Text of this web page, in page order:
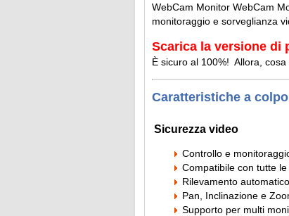
WebCam Monitor WebCam
monitoraggio e sorveglianza
Scarica la versione di
È sicuro al 100%! Allora,
Caratteristiche a
Sicurezza video
Controllo e
Compatibile con tutte le
Rilevamento
Pan, Inclinazione e
Supporto per multi